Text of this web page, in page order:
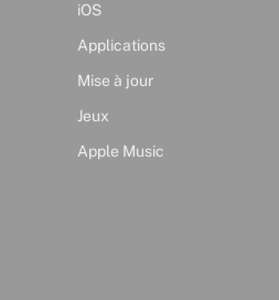
iOS
Applications
Mise à jour
Jeux
Apple Music